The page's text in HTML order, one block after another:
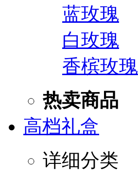
蓝玫瑰
白玫瑰
香槟玫瑰
热卖商品
高档礼盒
详细分类